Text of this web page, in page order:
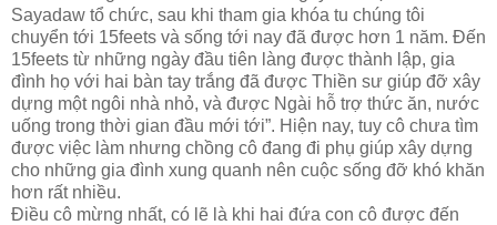
Sayadaw tổ chức, sau khi tham gia khóa tu chúng tôi
chuyển tới 15feets và sống tới nay đã được hơn 1 năm. Đến
15feets từ những ngày đầu tiên làng được thành lập, gia
đình họ với hai bàn tay trắng đã được Thiền sư giúp đỡ xây
dựng một ngôi nhà nhỏ, và được Ngài hỗ trợ thức ăn, nước
uống trong thời gian đầu mới tới”. Hiện nay, tuy cô chưa tìm
được việc làm nhưng chồng cô đang đi phụ giúp xây dựng
cho những gia đình xung quanh nên cuộc sống đỡ khó khăn
hơn rất nhiều.
Điều cô mừng nhất, có lẽ là khi hai đứa con cô được đến